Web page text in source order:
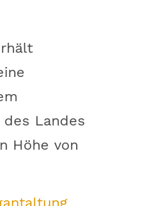
Landes
Höhe von